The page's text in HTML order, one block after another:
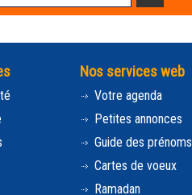
Nos services web
Votre agenda
Petites annonces
Guide des prénoms
Cartes de voeux
Ramadan